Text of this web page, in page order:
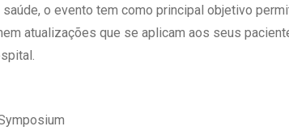
o evento tem como principal objetivo
atualizações que se aplicam aos seus